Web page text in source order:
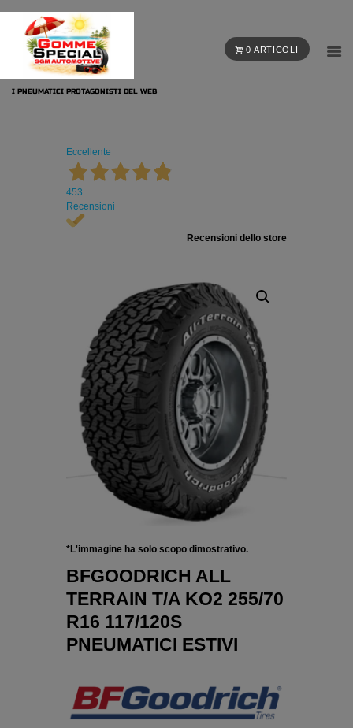
0 ARTICOLI
I PNEUMATICI PROTAGONISTI DEL WEB
Eccellente
453
Recensioni
Recensioni dello store
*L'immagine ha solo scopo dimostrativo.
BFGOODRICH ALL
TERRAIN T/A KO2 255/70
R16 117/120S
PNEUMATICI ESTIVI